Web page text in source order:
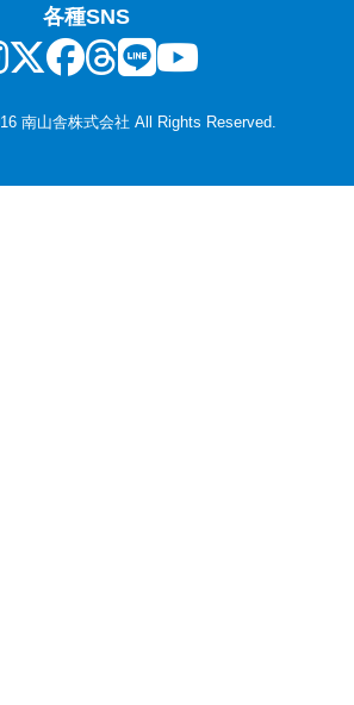
各種SNS
南山舎株式会社 All Rights Reserved.